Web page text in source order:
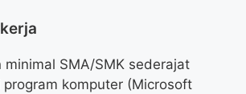
minimal SMA/SMK sederajat
program komputer (Microsoft